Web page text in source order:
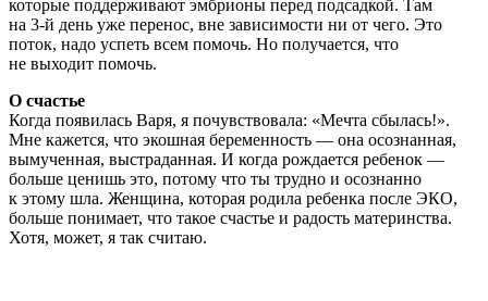
которые поддерживают эмбрионы перед подсадкой. Там
на 3-й день уже перенос, вне зависимости ни от чего. Это
поток, надо успеть всем помочь. Но получается, что
не выходит помочь.
О счастье
Когда появилась Варя, я почувствовала: «Мечта сбылась!».
Мне кажется, что экошная беременность — она осознанная,
вымученная, выстраданная. И когда рождается ребенок —
больше ценишь это, потому что ты трудно и осознанно
к этому шла. Женщина, которая родила ребенка после ЭКО,
больше понимает, что такое счастье и радость материнства.
Хотя, может, я так считаю.